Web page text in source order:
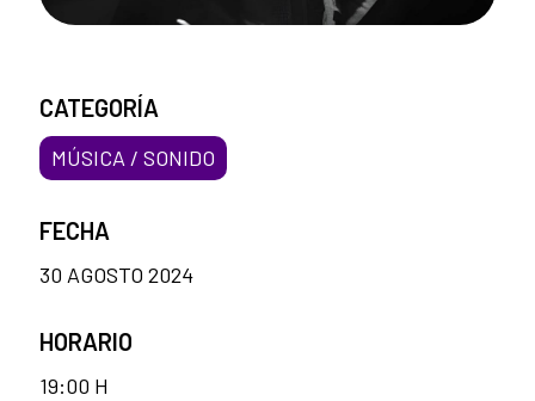
CATEGORÍA
MÚSICA / SONIDO
FECHA
30 AGOSTO 2024
HORARIO
19:00 H